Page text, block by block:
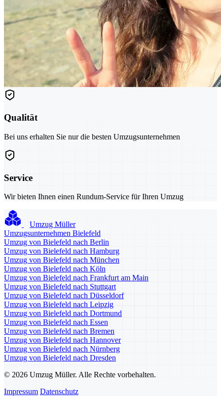
Qualität
Bei uns erhalten Sie nur die besten Umzugsunternehmen
Service
Wir bieten Ihnen einen Rundum-Service für Ihren Umzug
Umzug Müller
Umzugsunternehmen Bielefeld
Umzug von Bielefeld nach Berlin
Umzug von Bielefeld nach Hamburg
Umzug von Bielefeld nach München
Umzug von Bielefeld nach Köln
Umzug von Bielefeld nach Frankfurt am Main
Umzug von Bielefeld nach Stuttgart
Umzug von Bielefeld nach Düsseldorf
Umzug von Bielefeld nach Leipzig
Umzug von Bielefeld nach Dortmund
Umzug von Bielefeld nach Essen
Umzug von Bielefeld nach Bremen
Umzug von Bielefeld nach Hannover
Umzug von Bielefeld nach Nürnberg
Umzug von Bielefeld nach Dresden
© 2026 Umzug Müller. Alle Rechte vorbehalten.
Impressum Datenschutz